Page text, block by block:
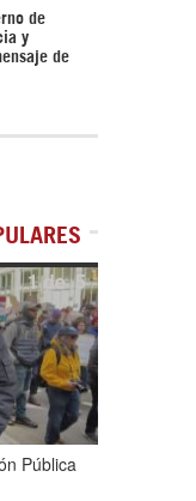
de
y
de
1de5
Pública